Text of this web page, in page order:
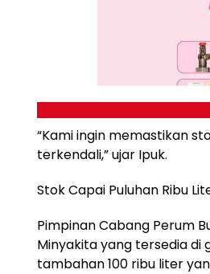
“Kami ingin memastikan
terkendali,” ujar Ipuk.
Stok Capai Puluhan Ribu
Pimpinan Cabang Perum
Minyakita yang tersedia di
tambahan 100 ribu liter